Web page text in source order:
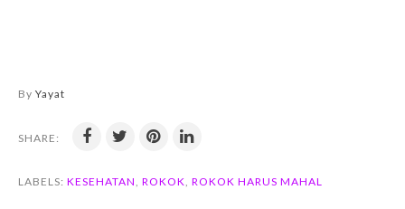
By Yayat
SHARE:
LABELS: KESEHATAN, ROKOK, ROKOK HARUS MAHAL